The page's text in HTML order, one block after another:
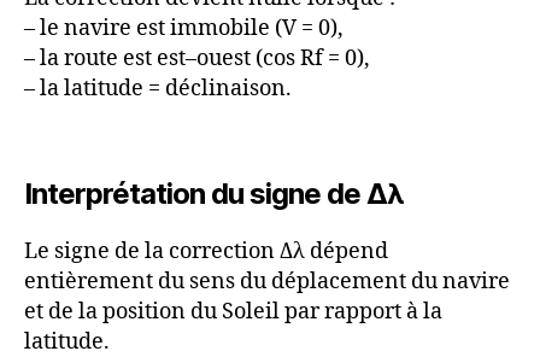
– le navire est immobile (V = 0),
– la route est est–ouest (cos Rf = 0),
– la latitude = déclinaison.
Interprétation du signe de Δλ
Le signe de la correction Δλ dépend
entièrement du sens du déplacement du navire
et de la position du Soleil par rapport à la
latitude.